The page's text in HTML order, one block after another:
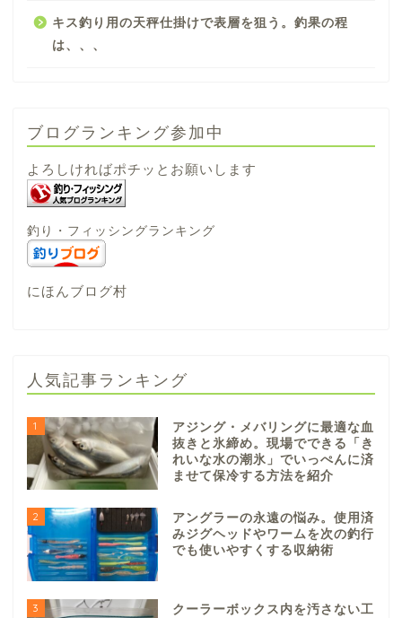
キス釣り用の天秤仕掛けで表層を狙う。釣果の程
は、、、
ブログランキング参加中
よろしければポチッとお願いします
釣り・フィッシングランキング
にほんブログ村
人気記事ランキング
1
アジング・メバリングに最適な血
抜きと氷締め。現場でできる「き
れいな水の潮氷」でいっぺんに済
ませて保冷する方法を紹介
2
アングラーの永遠の悩み。使用済
みジグヘッドやワームを次の釣行
でも使いやすくする収納術
3
クーラーボックス内を汚さない工